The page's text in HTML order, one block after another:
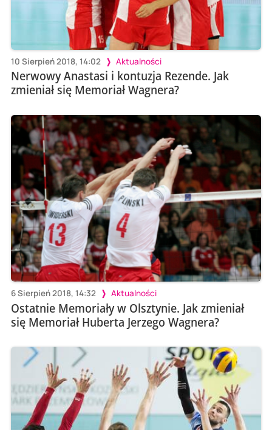
10 Sierpień 2018, 14:02 Aktualności
Nerwowy Anastasi i kontuzja Rezende. Jak
zmieniał się Memoriał Wagnera?
6 Sierpień 2018, 14:32 Aktualności
Ostatnie Memoriały w Olsztynie. Jak zmieniał
się Memoriał Huberta Jerzego Wagnera?